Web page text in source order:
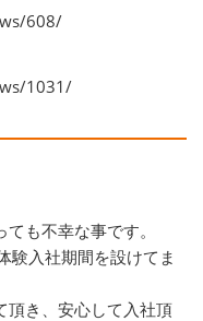
608/
1031/
も不幸な事です。
験入社期間を設けてま
頂き、安心して入社頂